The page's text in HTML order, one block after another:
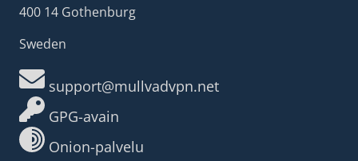
400 14 Gothenburg
Sweden
support@mullvadvpn.net
GPG-avain
Onion-palvelu